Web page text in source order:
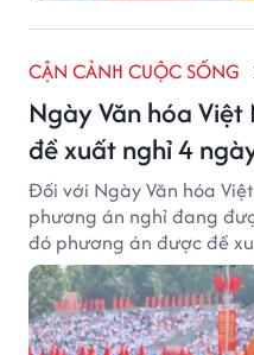
CẬN CẢNH CUỘC SỐNG
Ngày Văn hóa
đề xuất nghỉ 4
Đối với Ngày Văn hóa
phương án nghỉ đang
đó phương án được đề
liên tục từ 21/11 đến 24/
làm việc sang thứ Bảy